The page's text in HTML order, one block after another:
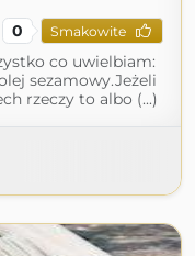
0 Smakowite
co uwielbiam:
sezamowy.Jeżeli
rzeczy to albo (...)